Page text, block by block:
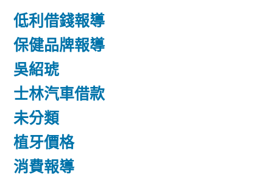
低利借錢報導
保健品牌報導
吳紹琥
士林汽車借款
未分類
植牙價格
消費報導